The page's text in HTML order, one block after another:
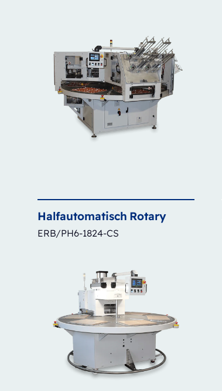
Halfautomatisch Rotary
ERB/PH6-1824-CS